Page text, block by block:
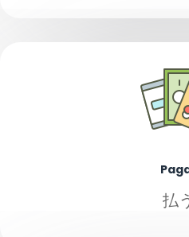
払